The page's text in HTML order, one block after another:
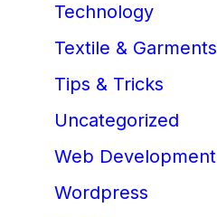
Technology
Textile & Garments
Tips & Tricks
Uncategorized
Web Development
Wordpress